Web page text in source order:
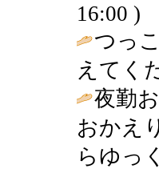
16:00 )
つっ
えてく
夜勤
おかえ
らゆっ